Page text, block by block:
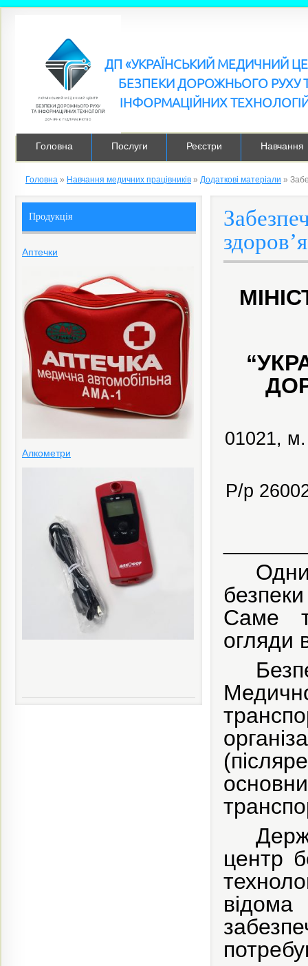
ДП «УКРАЇНСЬКИЙ МЕДИЧНИЙ
БЕЗПЕКИ ДОРОЖНЬОГО РУХУ
ІНФОРМАЦІЙНИХ
Головна Послуги Реєстри Навчання
Головна » Навчання медичних працівників » Додаткові матеріали »
“
01021, м
Р/р
Саме
огляди
центр
Продукція
Аптечки
Алкометри